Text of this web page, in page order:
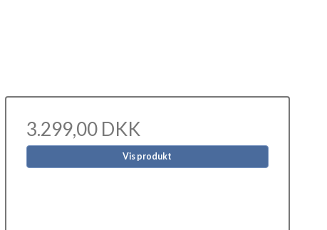
3.299,00 DKK
Vis produkt